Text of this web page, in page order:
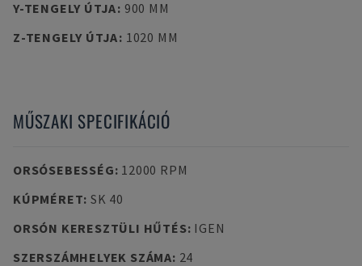
Y-TENGELY ÚTJA: 900 MM
Z-TENGELY ÚTJA: 1020 MM
MŰSZAKI SPECIFIKÁCIÓ
ORSÓSEBESSÉG: 12000 RPM
KÚPMÉRET: SK 40
ORSÓN KERESZTÜLI HŰTÉS: IGEN
SZERSZÁMHELYEK SZÁMA: 24